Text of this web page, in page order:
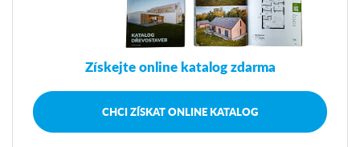
Získejte online katalog zdarma
CHCI ZÍSKAT ONLINE KATALOG